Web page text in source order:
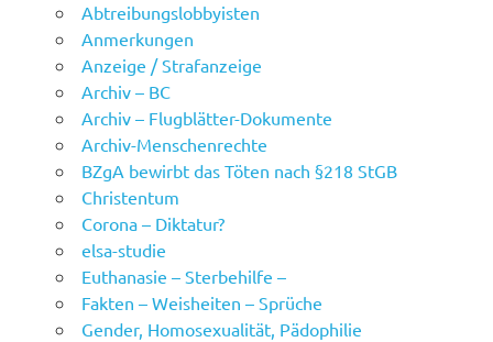
Abtreibungslobbyisten
Anmerkungen
Anzeige / Strafanzeige
Archiv – BC
Archiv – Flugblätter-Dokumente
Archiv-Menschenrechte
BZgA bewirbt das Töten nach §218 StGB
Christentum
Corona – Diktatur?
elsa-studie
Euthanasie – Sterbehilfe –
Fakten – Weisheiten – Sprüche
Gender, Homosexualität, Pädophilie